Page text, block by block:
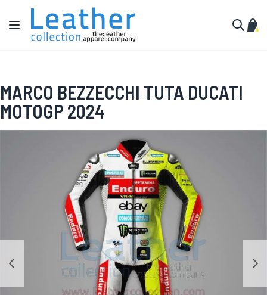
Salta al contenuto
Toggle Nav
MARCO BEZZECCHI TUTA DUCATI
MOTOGP 2024